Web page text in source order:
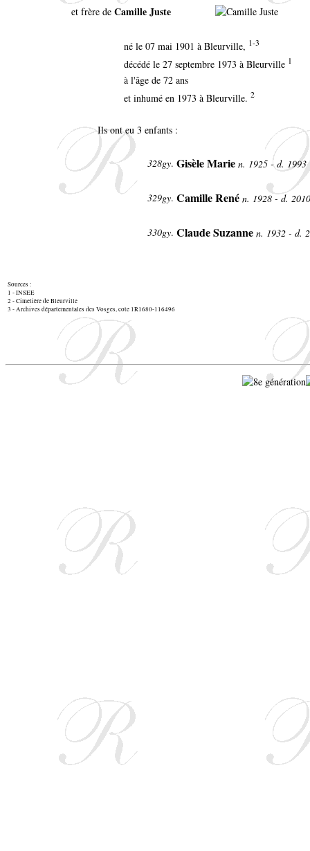
et frère de Camille Juste
né le 07 mai 1901 à Bleurville, 1-3
décédé le 27 septembre 1973 à Bleurville 1
à l'âge de 72 ans
et inhumé en 1973 à Bleurville. 2
Ils ont eu 3 enfants :
328gy. Gisèle Marie n. 1925 - d. 1993
329gy. Camille René n. 1928 - d.
330gy. Claude Suzanne n. 1932 - d.
Sources :
1 - INSEE
2 - Cimetière de Bleurville
3 - Archives départementales des Vosges, cote 1R1680-116496